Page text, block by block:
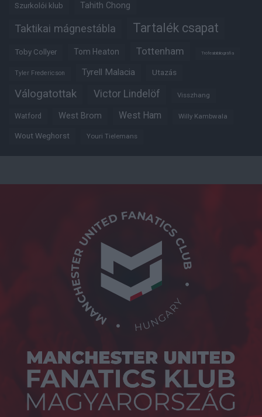
Szurkolói klub Tahith Chong
Taktikai mágnestábla Tartalék csapat
Toby Collyer Tom Heaton Tottenham Trófeabibliográfia
Tyler Fredericson Tyrell Malacia Utazás
Válogatottak Victor Lindelöf Visszhang
Watford West Brom West Ham Willy Kambwala
Wout Weghorst Youri Tielemans